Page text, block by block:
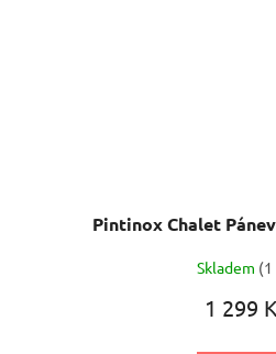
Pintinox Chalet
Skladem (1
1 299